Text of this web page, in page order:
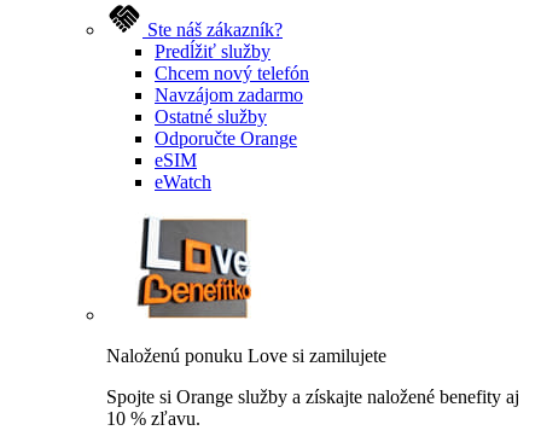
Ste náš zákazník?
Predĺžiť služby
Chcem nový telefón
Navzájom zadarmo
Ostatné služby
Odporučte Orange
eSIM
eWatch
Naloženú ponuku Love si zamilujete
Spojte si Orange služby a získajte naložené benefity aj
10 % zľavu.